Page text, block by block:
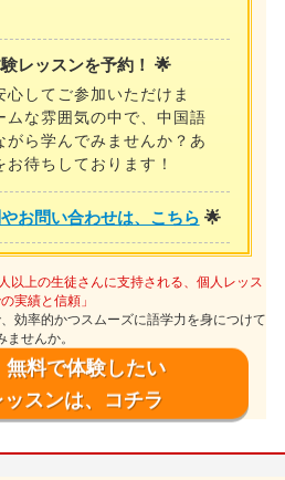
レッスンを予約！ 🌟
心してご参加いただけま
ムな雰囲気の中で、中国語
がら学んでみませんか？あ
待ちしております！
お問い合わせは、こちら 🌟
以上の生徒さんに支持される、個人レッス
実績と信頼」
効率的かつスムーズに語学力を身につけて
ませんか。
料で体験したい
スンは、コチラ